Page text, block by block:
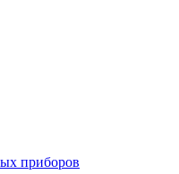
приборов